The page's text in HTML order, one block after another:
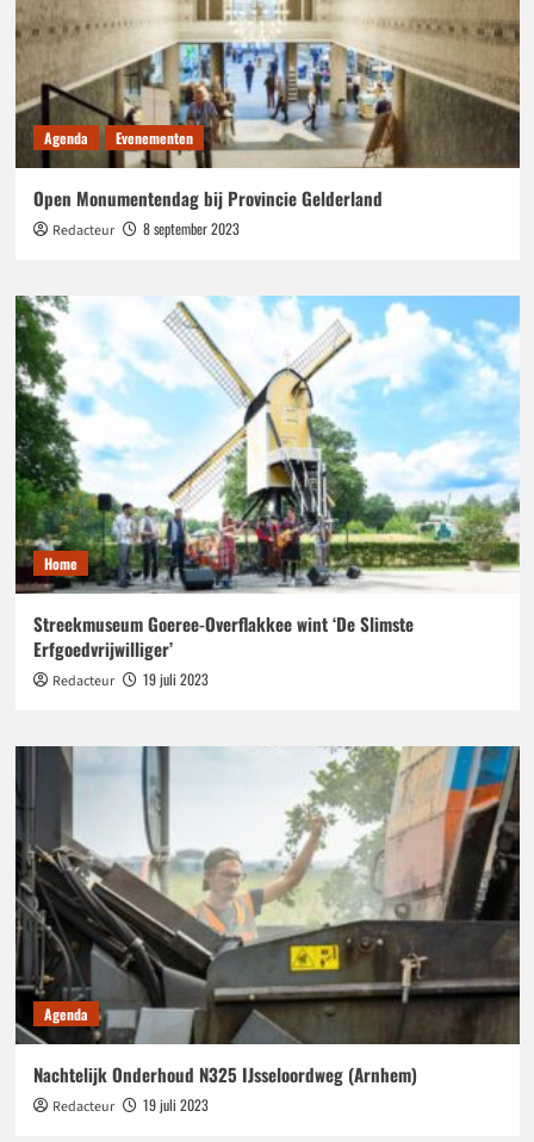
Agenda Evenementen
Open Monumentendag bij Provincie Gelderland
Redacteur 8 september 2023
Home
Streekmuseum Goeree-Overflakkee wint ‘De Slimste
Erfgoedvrijwilliger’
Redacteur 19 juli 2023
Agenda
Nachtelijk Onderhoud N325 IJsseloordweg (Arnhem)
Redacteur 19 juli 2023